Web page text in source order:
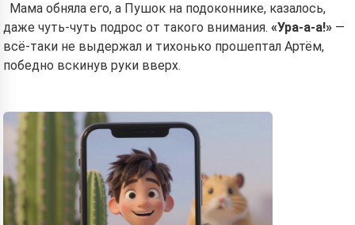
Мама обняла его, а Пушок на подоконнике, казалось,
даже чуть-чуть подрос от такого внимания. «Ура-а-а!» —
всё-таки не выдержал и тихонько прошептал Артём,
победно вскинув руки вверх.